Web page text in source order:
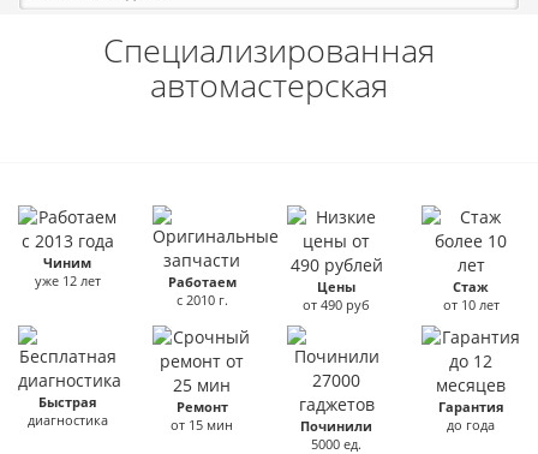
Специализированная
автомастерская
Чиним
уже 12 лет
Работаем
с 2010 г.
Цены
от 490 руб
Стаж
от 10 лет
Быстрая
диагностика
Ремонт
от 15 мин
Починили
5000 ед.
Гарантия
до года